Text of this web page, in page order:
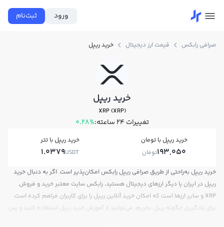
ورود ثبت‌نام
صرافی رابکس قیمت ارز دیجیتال خرید ریپل
خرید ریپل
XRP (XRP)
تغییرات ۲۴ ساعته: 0.28%
خرید ریپل با تومان
193,050تومان
خرید ریپل با تتر
1.0379USDT
خرید ریپل به‌راحتی از طریق صرافی ریپل رابکس امکان‌پذیر است. اگر به دنبال خرید
ریپل در ایران یا دیگر ارزهای دیجیتال هستید، رابکس سایت معتبر خرید و فروش
XRP و سایر ارزها است که امکان خرید آنلاین ریپل را برای کاربران فراهم کرده است.
برای یادگیری چگونه ریپل بخریم، می‌توانید از آموزش خرید ریپل استفاده کنید و پس